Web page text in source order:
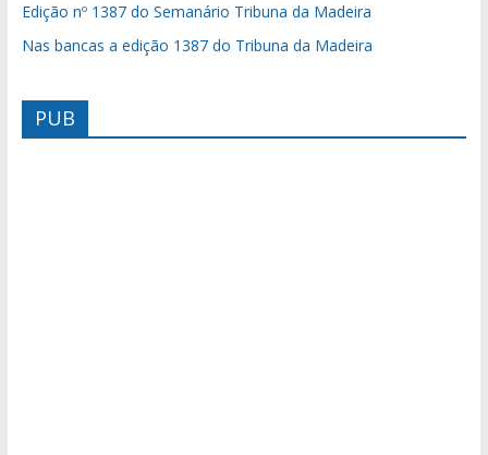
Edição nº 1387 do Semanário Tribuna da Madeira
Nas bancas a edição 1387 do Tribuna da Madeira
PUB